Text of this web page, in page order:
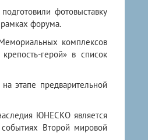
фотовыставку
рамках форума.
комплексов
герой» в список
этапе предварительной
ЮНЕСКО является
Второй мировой